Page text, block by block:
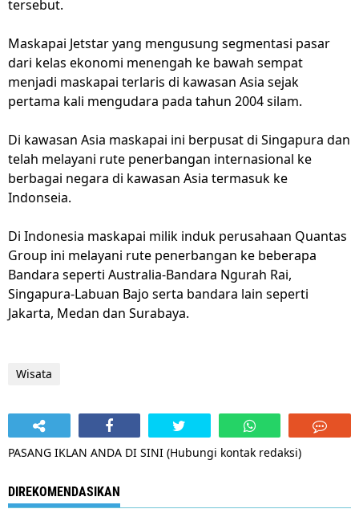
tersebut.
Maskapai Jetstar yang mengusung segmentasi pasar
dari kelas ekonomi menengah ke bawah sempat
menjadi maskapai terlaris di kawasan Asia sejak
pertama kali mengudara pada tahun 2004 silam.
Di kawasan Asia maskapai ini berpusat di Singapura dan
telah melayani rute penerbangan internasional ke
berbagai negara di kawasan Asia termasuk ke
Indonseia.
Di Indonesia maskapai milik induk perusahaan Quantas
Group ini melayani rute penerbangan ke beberapa
Bandara seperti Australia-Bandara Ngurah Rai,
Singapura-Labuan Bajo serta bandara lain seperti
Jakarta, Medan dan Surabaya.
Wisata
PASANG IKLAN ANDA DI SINI (Hubungi kontak redaksi)
DIREKOMENDASIKAN